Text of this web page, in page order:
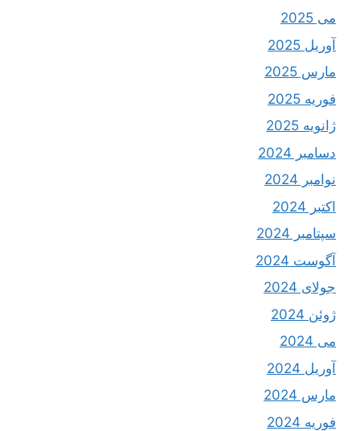
می 2025
آوریل 2025
مارس 2025
فوریه 2025
ژانویه 2025
دسامبر 2024
نوامبر 2024
اکتبر 2024
سپتامبر 2024
آگوست 2024
جولای 2024
ژوئن 2024
می 2024
آوریل 2024
مارس 2024
فوریه 2024